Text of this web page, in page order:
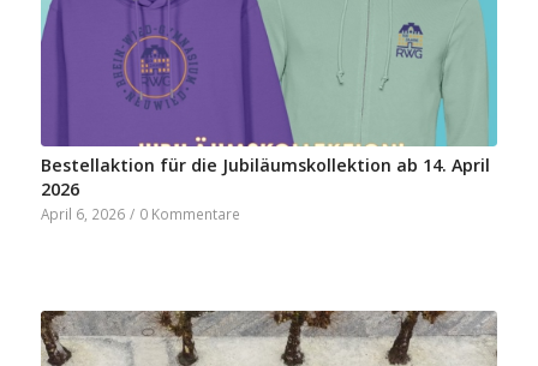
Bestellaktion für die Jubiläumskollektion ab 14. April
2026
April 6, 2026 / 0 Kommentare